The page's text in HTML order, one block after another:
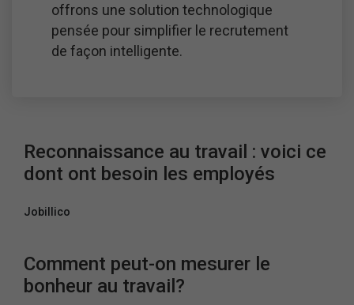
offrons une solution technologique
pensée pour simplifier le recrutement
de façon intelligente.
Reconnaissance au travail : voici ce
dont ont besoin les employés
Jobillico
Comment peut-on mesurer le
bonheur au travail?